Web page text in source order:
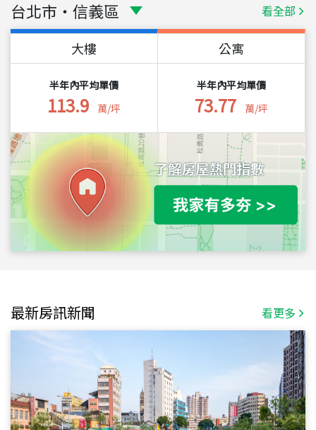
台北市 ・ 信義區 看全部
大樓
半年內平均單價
113.9 萬/坪
公寓
半年內平均單價
73.77 萬/坪
最新房訊新聞 看更多